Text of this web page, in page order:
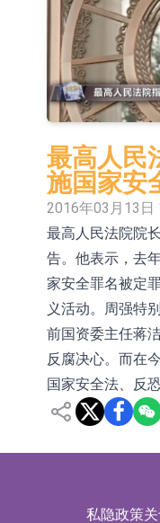
理工
海"系
CPU
【异
博腾
日韩
依米
场为
上交
活配
时停牌
上交
业股
【异
际
【异
技
神火
100%
【异
猫
浙江
采取
最高人民
施国家安
2016年03月13日
最高人民法院院
告。他表示，去
家安全罪名被定
义活动。周强特
前国资委主任蒋
反腐决心。而在
国家安全法、反
私隐政策